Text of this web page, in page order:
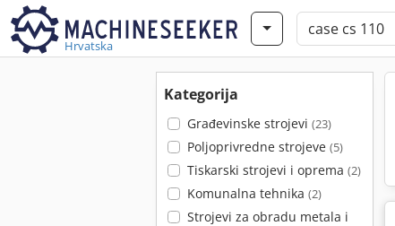
Hrvatska
Kategorija
Građevinske strojevi (23)
Poljoprivredne strojeve (5)
Tiskarski strojevi i oprema (2)
Komunalna tehnika (2)
Strojevi za obradu metala i